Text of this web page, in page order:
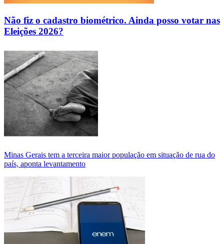
Não fiz o cadastro biométrico. Ainda posso votar nas
Eleições 2026?
Minas Gerais tem a terceira maior população em situação de rua do
país, aponta levantamento